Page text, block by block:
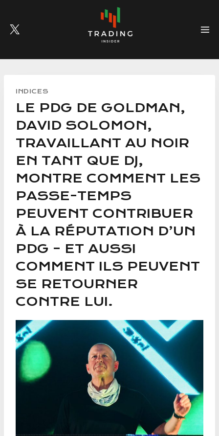
content
INDICES
LE PDG DE GOLDMAN,
DAVID SOLOMON,
TRAVAILLANT AU NOIR
EN TANT QUE DJ,
MONTRE COMMENT LES
PASSE-TEMPS
PEUVENT CONTRIBUER
À LA RÉPUTATION D’UN
PDG – ET AUSSI
COMMENT ILS PEUVENT
SE RETOURNER
CONTRE LUI.